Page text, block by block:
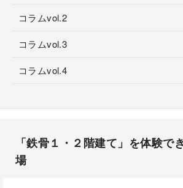
コラムvol.2
コラムvol.3
コラムvol.4
「鉄骨１・２階建て」を体験で
場​